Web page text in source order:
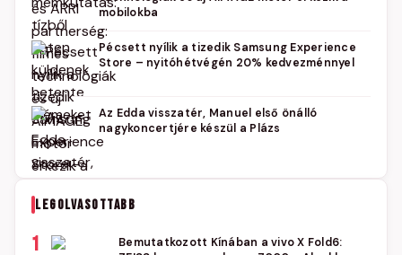
mobilokba
Pécsett nyílik a tizedik Samsung Experience
Store – nyitóhétvégén 20% kedvezménnyel
Az Edda visszatér, Manuel első önálló
nagykoncertjére készül a Plázs
LEGOLVASOTTABB
1
Bemutatkozott Kínában a vivo X Fold6: